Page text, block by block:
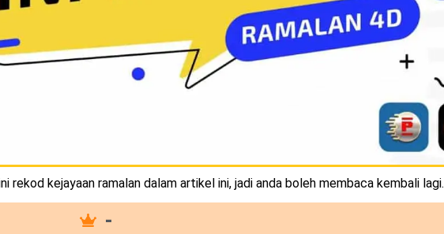
rekod kejayaan ramalan dalam artikel ini, jadi anda boleh membaca kembali lagi.
-